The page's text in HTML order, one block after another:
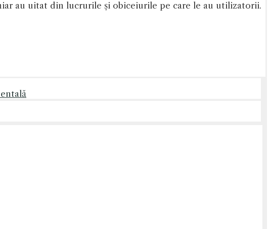
au uitat din lucrurile și obiceiurile pe care le au utilizatorii.